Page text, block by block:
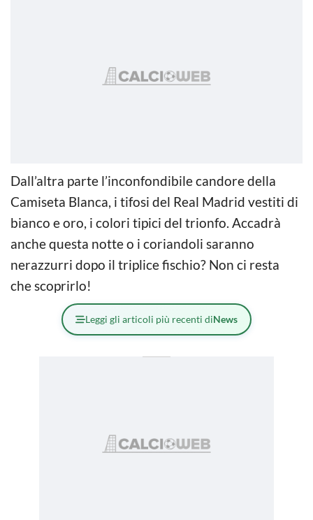
Dall’altra parte l’inconfondibile candore della
Camiseta Blanca, i tifosi del Real Madrid vestiti di
bianco e oro, i colori tipici del trionfo. Accadrà
anche questa notte o i coriandoli saranno
nerazzurri dopo il triplice fischio? Non ci resta
che scoprirlo!
Leggi gli articoli più recenti diNews